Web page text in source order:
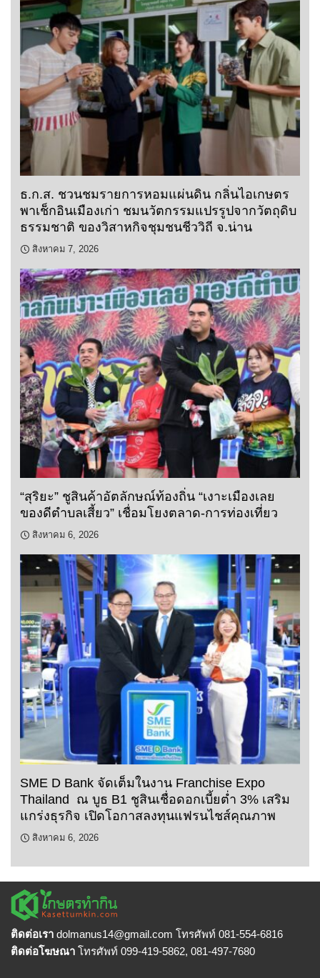
ธ.ก.ส. ชวนชมรายการหอมแผ่นดิน กลิ่นไอเกษตร
พาเช็กอินเมืองเก่า ชมนวัตกรรมแปรรูปจากวัตถุดิบ
ธรรมชาติ ของวิสาหกิจชุมชนชีววิถี จ.น่าน
สิงหาคม 7, 2026
“สุริยะ” ชูสินค้าอัตลักษณ์ท้องถิ่น “เงาะเมืองเลย
ของดีตำบลเสี้ยว” เชื่อมโยงตลาด-การท่องเที่ยว
สิงหาคม 6, 2026
SME D Bank จัดเต็มในงาน Franchise Expo
Thailand ณ บูธ B1 ชูสินเชื่อดอกเบี้ยต่ำ 3% เสริม
แกร่งธุรกิจ เปิดโอกาสลงทุนแฟรนไชส์คุณภาพ
สิงหาคม 6, 2026
ติดต่อเรา dolmanus14@gmail.com โทรศัพท์ 081-554-6816
ติดต่อโฆษณา โทรศัพท์ 099-419-5862, 081-497-7680